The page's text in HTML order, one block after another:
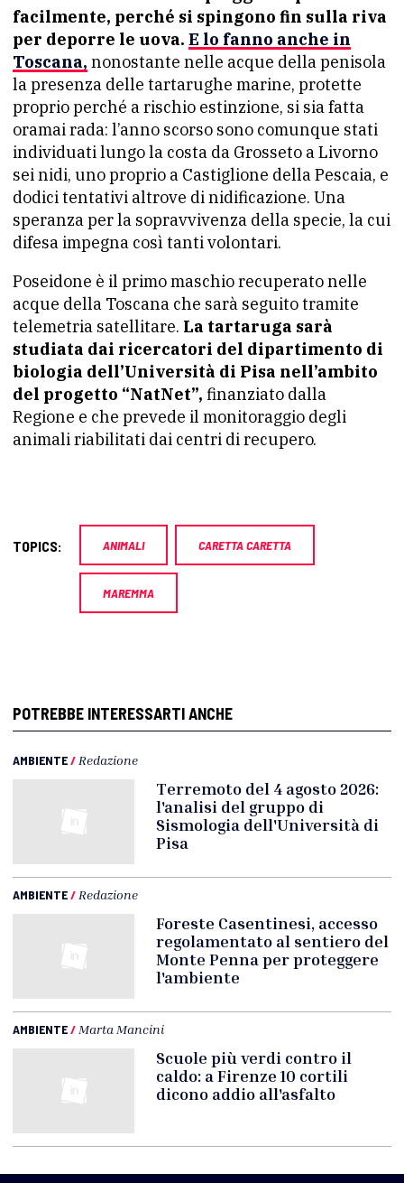
facilmente, perché si spingono fin sulla riva
per deporre le uova. E lo fanno anche in
Toscana, nonostante nelle acque della penisola
la presenza delle tartarughe marine, protette
proprio perché a rischio estinzione, si sia fatta
oramai rada: l’anno scorso sono comunque stati
individuati lungo la costa da Grosseto a Livorno
sei nidi, uno proprio a Castiglione della Pescaia, e
dodici tentativi altrove di nidificazione. Una
speranza per la sopravvivenza della specie, la cui
difesa impegna così tanti volontari.
Poseidone è il primo maschio recuperato nelle
acque della Toscana che sarà seguito tramite
telemetria satellitare. La tartaruga sarà
studiata dai ricercatori del dipartimento di
biologia dell’Università di Pisa nell’ambito
del progetto “NatNet”, finanziato dalla
Regione e che prevede il monitoraggio degli
animali riabilitati dai centri di recupero.
TOPICS: ANIMALI CARETTA CARETTA
MAREMMA
POTREBBE INTERESSARTI ANCHE
AMBIENTE/ Redazione
Terremoto del 4 agosto 2026:
l'analisi del gruppo di
Sismologia dell'Università di
Pisa
AMBIENTE/ Redazione
Foreste Casentinesi, accesso
regolamentato al sentiero del
Monte Penna per proteggere
l'ambiente
AMBIENTE/ Marta Mancini
Scuole più verdi contro il
caldo: a Firenze 10 cortili
dicono addio all'asfalto